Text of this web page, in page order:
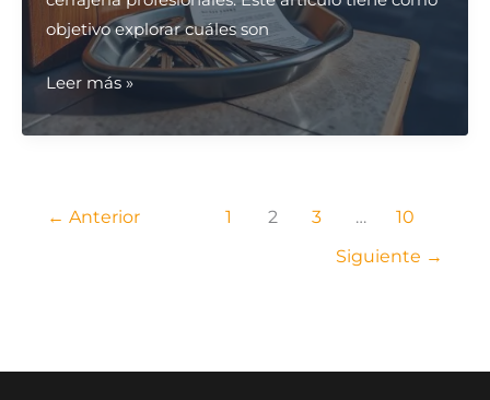
objetivo explorar cuáles son
¿Cuáles
son
los
de
Leer más »
← Anterior 1 2 3 …
10
Siguiente →